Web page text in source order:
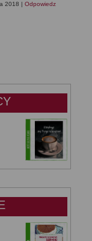
2018 | Odpowiedz